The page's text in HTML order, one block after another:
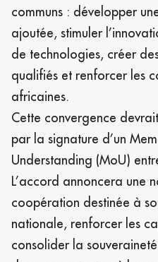
communs : développer
ajoutée, stimuler
de technologies, créer
qualifiés et renforcer les
africaines.
Cette convergence
par la signature d’un
Understanding (MoU)
L’accord annoncera une
coopération destinée à
nationale, renforcer les
consolider la